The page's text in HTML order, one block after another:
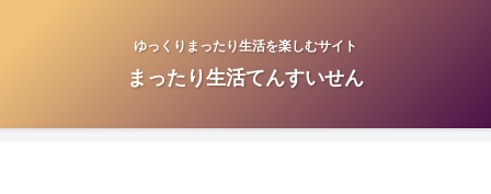
ゆっくりまったり生活を楽しむサイト
まったり生活てんすいせん